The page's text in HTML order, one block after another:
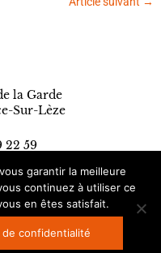
la Garde
Sur-Lèze
22 59
| Site réalisé par
L'ébullition
garantir la meilleure
continuez à utiliser ce
en êtes satisfait.
de confidentialité